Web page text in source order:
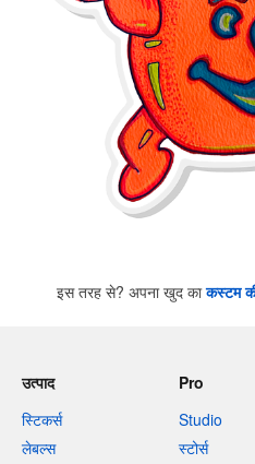
इस तरह से? अपना खुद काकस्टम
उत्पाद
स्टिकर्स
लेबल्स
Pro
Studio
स्टोर्स